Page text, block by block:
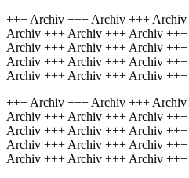
+++ Archiv +++ Archiv +++
Archiv +++ Archiv +++ Archiv
Archiv +++ Archiv +++ Archiv
Archiv +++ Archiv +++ Archiv
Archiv +++ Archiv +++ Archiv
+++ Archiv +++ Archiv +++
Archiv +++ Archiv +++ Archiv
Archiv +++ Archiv +++ Archiv
Archiv +++ Archiv +++ Archiv
Archiv +++ Archiv +++ Archiv